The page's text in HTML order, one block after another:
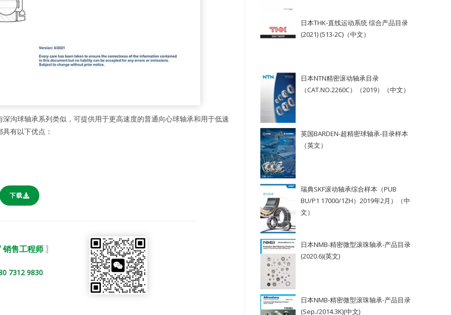
球轴承系列类似，可提供用于更高速度的普通向心球轴承和用于低速
有以下优点：
下载
销售工程师〗
9830
日本THK-直线运动系统 综合产品目录
(2021) (513-2C)（中文）
日本NTN精密滚动轴承目录
（CAT.NO.2260C）（2019）（中文）
英国BARDEN-超精密球轴承-目录样本
（英文）
瑞典SKF滚动轴承综合样本（PUB
BU/P1 17000/1ZH）2019年2月）（中
文）
日本NMB-精密微型滚珠轴承-产品目录
(2020.6)(英文)
日本NMB-精密微型滚珠轴承-产品目录
(Sep./2014.3K)(中文)